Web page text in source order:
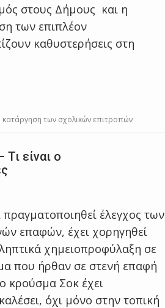
στους Δήμους και η
των επιπλέον
καθυστερήσεις στη
των σχολικών επιτροπών
είναι ο
πραγματοποιηθεί έλεγχος των
επαφών, έχει χορηγηθεί
χημειοπροφύλαξη σε
που ήρθαν σε στενή επαφή
κρούσμα Σοκ έχει
όχι μόνο στην τοπική